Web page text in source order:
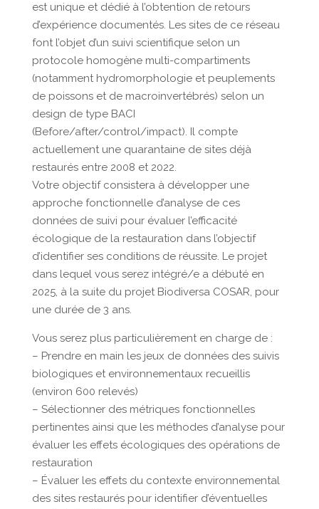
est unique et dédié à l’obtention de retours
d’expérience documentés. Les sites de ce réseau
font l’objet d’un suivi scientifique selon un
protocole homogène multi-compartiments
(notamment hydromorphologie et peuplements
de poissons et de macroinvertébrés) selon un
design de type BACI
(Before/after/control/impact). Il compte
actuellement une quarantaine de sites déjà
restaurés entre 2008 et 2022.
Votre objectif consistera à développer une
approche fonctionnelle d’analyse de ces
données de suivi pour évaluer l’efficacité
écologique de la restauration dans l’objectif
d’identifier ses conditions de réussite. Le projet
dans lequel vous serez intégré/e a débuté en
2025, à la suite du projet Biodiversa COSAR, pour
une durée de 3 ans.
Vous serez plus particulièrement en charge de :
– Prendre en main les jeux de données des suivis
biologiques et environnementaux recueillis
(environ 600 relevés)
– Sélectionner des métriques fonctionnelles
pertinentes ainsi que les méthodes d’analyse pour
évaluer les effets écologiques des opérations de
restauration
– Évaluer les effets du contexte environnemental
des sites restaurés pour identifier d’éventuelles